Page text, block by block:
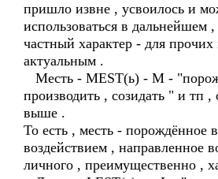
пришло извне , усвоилось и
использоваться в дальнейшем
частный характер - для
актуальным .
Месть - MEST(ь) - M -
производить , созидать " и тп ,
выше .
То есть , месть - порождённое
воздействием , направленное
личного , преимущественно ,